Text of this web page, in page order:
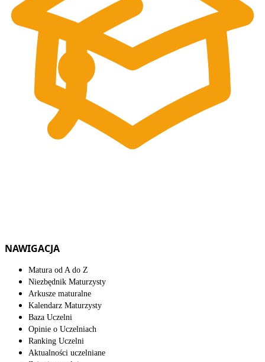
NAWIGACJA
Matura od A do Z
Niezbędnik Maturzysty
Arkusze maturalne
Kalendarz Maturzysty
Baza Uczelni
Opinie o Uczelniach
Ranking Uczelni
Aktualności uczelniane